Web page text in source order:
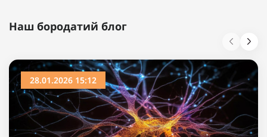
Наш бородатий блог
28.01.2026 15:12